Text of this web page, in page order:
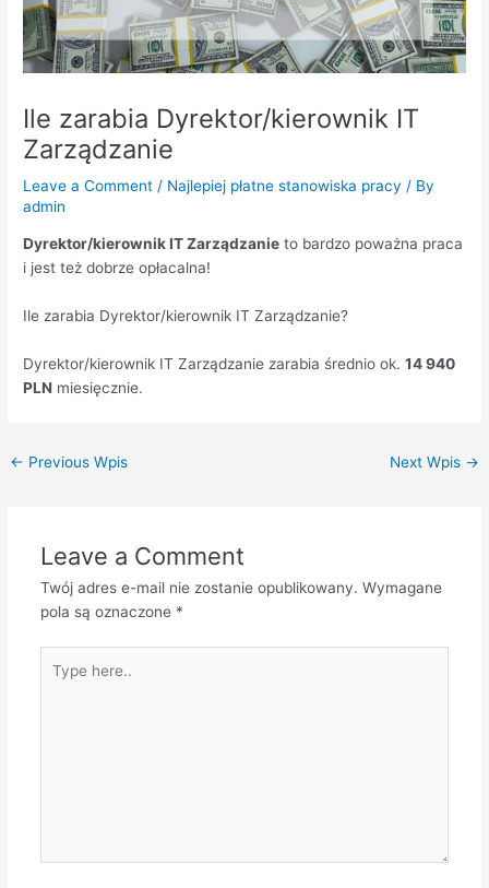
Ile zarabia Dyrektor/kierownik IT
Zarządzanie
Leave a Comment / Najlepiej płatne stanowiska pracy / By
admin
Dyrektor/kierownik IT Zarządzanie to bardzo poważna praca
i jest też dobrze opłacalna!
Ile zarabia Dyrektor/kierownik IT Zarządzanie?
Dyrektor/kierownik IT Zarządzanie zarabia średnio ok.14 940
PLN miesięcznie.
← Previous Wpis Next Wpis →
Leave a Comment
Twój adres e-mail nie zostanie opublikowany. Wymagane
pola są oznaczone *
here..